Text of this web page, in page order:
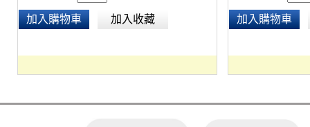
加入購物車 加入收藏 加入購物車